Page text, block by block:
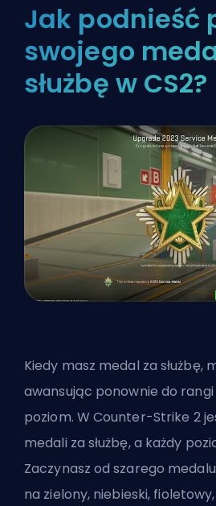
Jak podnieść
swojego
służbę w CS2?
Kiedy masz medal za służbę,
awansując ponownie do
poziom. W Counter-Strike 2
medali za służbę, a każdy
Zaczynasz od szarego
na zielony, niebieski,